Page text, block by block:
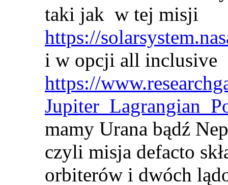
taki jak w tej misji
https://
i w opcji all inclusive
https://
mamy Urana bądź
czyli misja defacto
orbiterów i dwóch